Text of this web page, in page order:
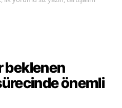
beklenen
önemli